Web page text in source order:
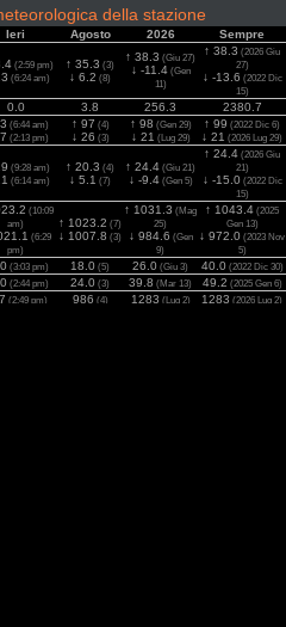
della stazione
Ieri Agosto 2026 Sempre
(2:59 pm)
(6:24 am)
↑ 35.3 (3)
↓ 6.2 (8)
↑ 38.3 (Giu 27)
↓ -11.4(Gen
11)
↑ 38.3 (2026 Giu
27)
↓ -13.6 (2022 Dic
15)
0.0 3.8 256.3
2380.7
(6:44 am)
(2:13 pm)
↑ 97 (4)
↓ 26 (3)
↑ 98 (Gen 29)
↓ 21 (Lug 29)
↑ 99 (2022 Dic 6)
↓ 21 (2026 Lug 29)
(9:28 am)
(6:14 am)
↑ 20.3 (4)
↓ 5.1 (7)
↑ 24.4 (Giu 21)
↓ -9.4(Gen 5)
↑ 24.4 (2026 Giu
21)
↓ -15.0(2022 Dic
15)
(10:09
am)
(6:29
pm)
↑ 1023.2 (7)
↓ 1007.8 (3)
↑ 1031.3 (Mag
25)
↓ 984.6 (Gen
9)
↑ 1043.4 (2025
Gen 13)
↓ 972.0 (2023 Nov
5)
(3:03 pm) 18.0 (5) 26.0 (Giu 3) 40.0(2022 Dic 30)
(2:44 pm) 24.0 (3) 39.8 (Mar 13) 49.2 (2025 Gen 6)
(2:49 pm) 986 (4) 1283 (Lug 2) 1283 (2026 Lug 2)